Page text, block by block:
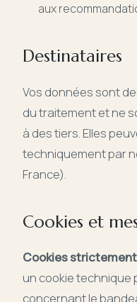
aux
Destinataires
Vos données sont
du traitement et ne
à des tiers. Elles
techniquement par
France).
Cookies et
Cookies
un cookie technique
concernant le